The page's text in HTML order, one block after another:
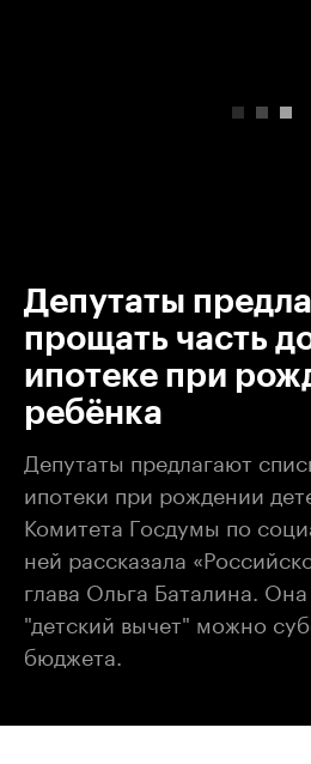
Депутаты
прощать часть
ипотеке при
ребёнка
Депутаты предлагают
ипотеки при рождении
Комитета Госдумы по
ней рассказала
глава Ольга Баталина.
"детский вычет" можно
бюджета.